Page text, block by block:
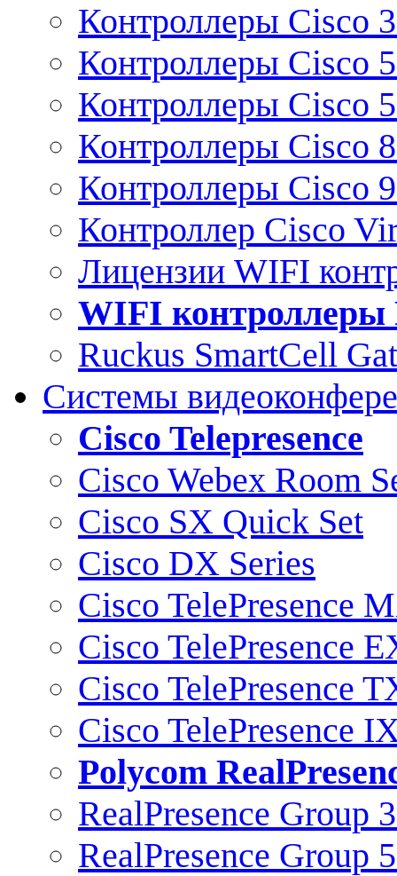
Контроллеры Cisco
Контроллеры Cisco
Контроллеры Cisco
Контроллеры Cisco
Контроллеры Cisco
Контроллер Cisco
Лицензии WIFI
WIFI контроллеры
Ruckus SmartCell
Системы
Cisco Telepresence
Cisco Webex Room
Cisco SX Quick Set
Cisco DX Series
Cisco TelePresence
Cisco TelePresence
Cisco TelePresence
Cisco TelePresence
Polycom
RealPresence Group
RealPresence Group